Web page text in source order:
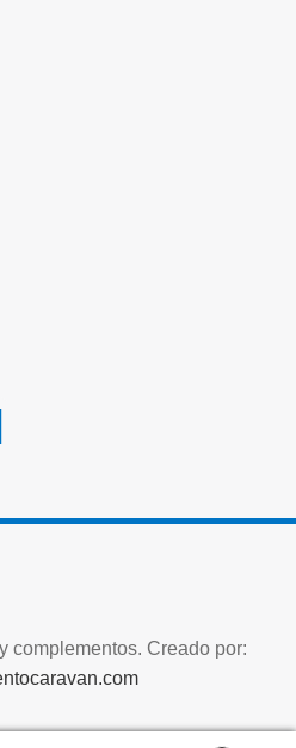
complementos. Creado por: